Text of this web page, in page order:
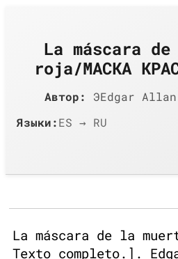
La máscara
roja/МАСКА
Автор:
ЭEdgar
Языки:ES → RU
La máscara de la
Texto completo.].